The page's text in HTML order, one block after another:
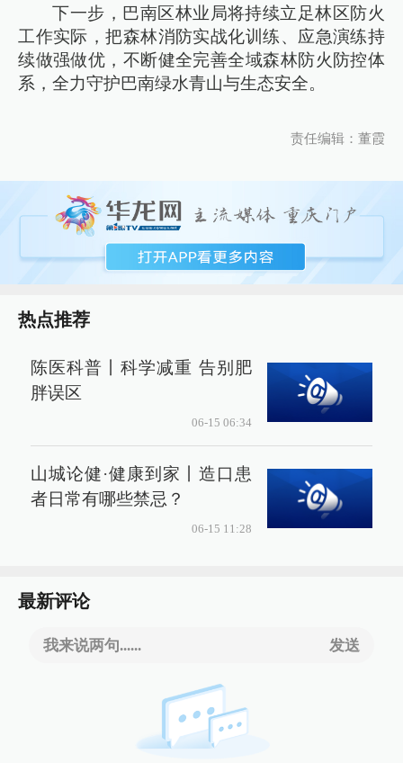
下一步，巴南区林业局将持续立足林区防火
工作实际，把森林消防实战化训练、应急演练持
续做强做优，不断健全完善全域森林防火防控体
系，全力守护巴南绿水青山与生态安全。
责任编辑：董霞
热点推荐
陈医科普丨科学减重 告别肥
胖误区
06-15 06:34
山城论健·健康到家丨造口患
者日常有哪些禁忌？
06-15 11:28
最新评论
我来说两句...... 发送